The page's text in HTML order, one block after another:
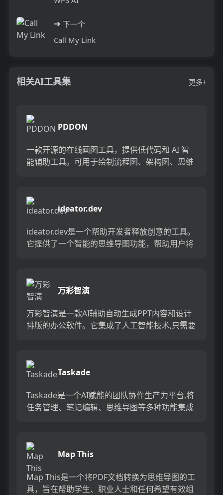
下一个
Call My Link
相关AI工具集 更多+
PDDON
一款开源的在线画图工具，提供低代码和 AI 智
能辅助工具。可用于绘制流程图、架构图、思维
ideator.dev
ideator.dev是一个帮助开发者释放创意的工具。
它提供了一个智能的思维导图功能，帮助用户将
万彩智演
万彩智演是一款AI辅助自动生成PPT内容和设计
排版的办公软件。它集成了人工智能技术,只需要
Taskade
Taskade是一个AI赋能的团队协作生产力平台,将
任务管理、笔记编辑、思维导图等多种功能集成
Map This
Map This是一个将PDF文档转换为思维导图的工
具，旨在帮助学生、职业人士和任何希望有效组